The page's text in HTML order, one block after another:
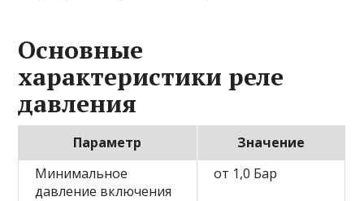
Основные
характеристики реле
давления
Параметр
Значение
Минимальное
давление включения
от 1,0 Бар